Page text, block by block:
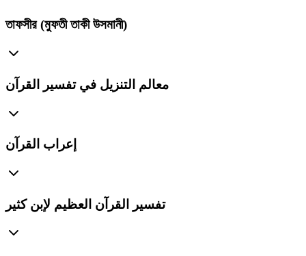
তাফসীর (মুফতী তাকী উসমানী)
معالم التنزيل في تفسير القرآن
إعراب القرآن
تفسير القرآن العظيم لإبن كثير